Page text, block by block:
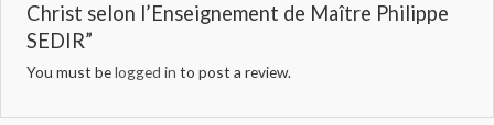
Christ selon l’Enseignement de Maître Philippe
SEDIR”
You must belogged in to post a review.